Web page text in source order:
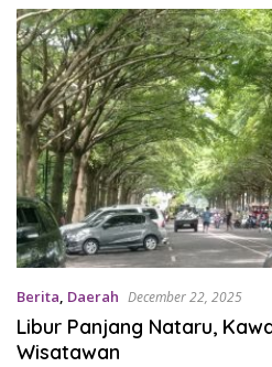
Berita, Daerah December 22, 2025
Libur Panjang Nataru,
Wisatawan